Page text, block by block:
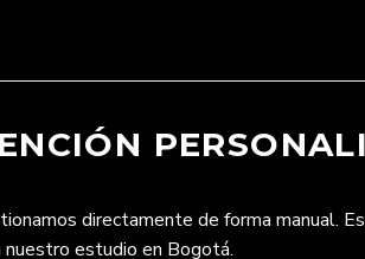
directamente de forma manual.
nuestro estudio en Bogotá.